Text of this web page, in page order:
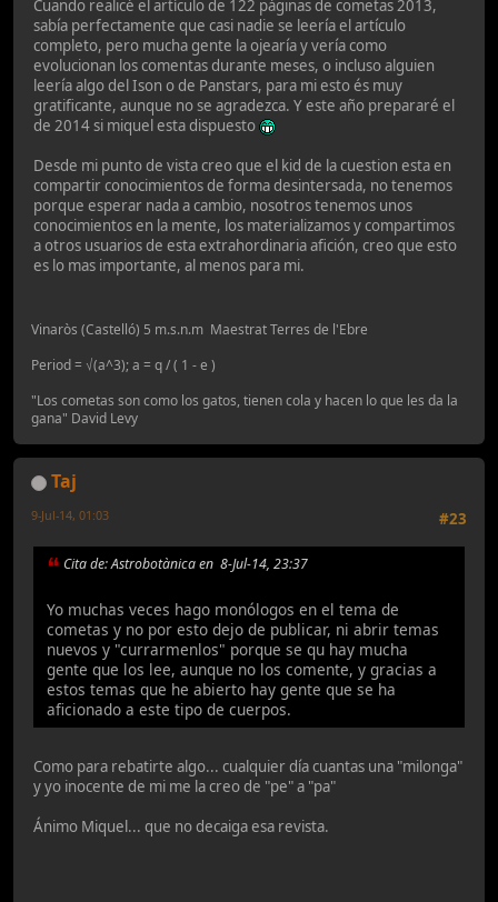
Cuando realicé el artículo de 122 páginas de cometas 2013,
sabía perfectamente que casi nadie se leería el artículo
completo, pero mucha gente la ojearía y vería como
evolucionan los comentas durante meses, o incluso alguien
leería algo del Ison o de Panstars, para mi esto és muy
gratificante, aunque no se agradezca. Y este año prepararé el
de 2014 si miquel esta dispuesto
Desde mi punto de vista creo que el kid de la cuestion esta en
compartir conocimientos de forma desintersada, no tenemos
porque esperar nada a cambio, nosotros tenemos unos
conocimientos en la mente, los materializamos y compartimos
a otros usuarios de esta extrahordinaria afición, creo que esto
es lo mas importante, al menos para mi.
Vinaròs (Castelló) 5 m.s.n.m Maestrat Terres de l'Ebre
Period = √(a^3); a = q / ( 1 - e )
"Los cometas son como los gatos, tienen cola y hacen lo que les da la
gana" David Levy
Taj
#23
9-Jul-14, 01:03
Cita de: Astrobotànica en 8-Jul-14, 23:37
Yo muchas veces hago monólogos en el tema de
cometas y no por esto dejo de publicar, ni abrir temas
nuevos y "currarmenlos" porque se qu hay mucha
gente que los lee, aunque no los comente, y gracias a
estos temas que he abierto hay gente que se ha
aficionado a este tipo de cuerpos.
Como para rebatirte algo... cualquier día cuantas una "milonga"
y yo inocente de mi me la creo de "pe" a "pa"
Ánimo Miquel... que no decaiga esa revista.